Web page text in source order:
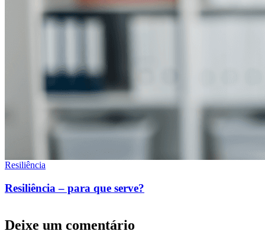
Resiliência
Resiliência – para que serve?
Deixe um comentário